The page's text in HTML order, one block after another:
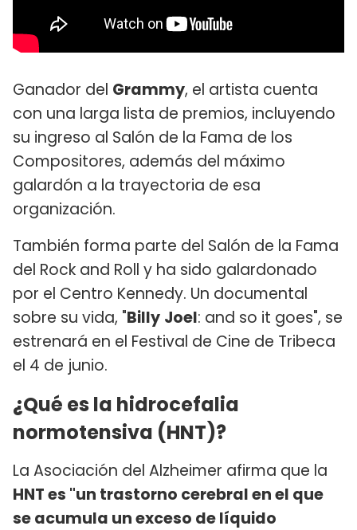
Ganador del Grammy, el artista cuenta
con una larga lista de premios, incluyendo
su ingreso al Salón de la Fama de los
Compositores, además del máximo
galardón a la trayectoria de esa
organización.
También forma parte del Salón de la Fama
del Rock and Roll y ha sido galardonado
por el Centro Kennedy. Un documental
sobre su vida, "Billy Joel: and so it goes", se
estrenará en el Festival de Cine de Tribeca
el 4 de junio.
¿Qué es la hidrocefalia
normotensiva (HNT)?
La Asociación del Alzheimer afirma que la
HNT es "un trastorno cerebral en el que
se acumula un exceso de líquido